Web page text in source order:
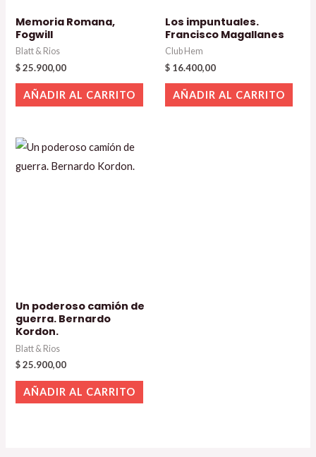
Memoria Romana,
Fogwill
Blatt & Rios
$25.900,00
AÑADIR AL CARRITO
Los impuntuales.
Francisco Magallanes
Club Hem
$ 16.400,00
AÑADIR AL CARRITO
Un poderoso camión de
guerra. Bernardo
Kordon.
Blatt & Rios
$25.900,00
AÑADIR AL CARRITO